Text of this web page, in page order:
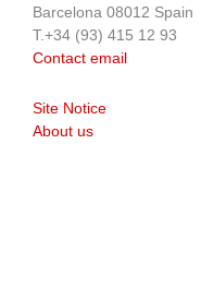
Barcelona 08012 Spain
T.+34 (93) 415 12 93
Contact email
Site Notice
About us